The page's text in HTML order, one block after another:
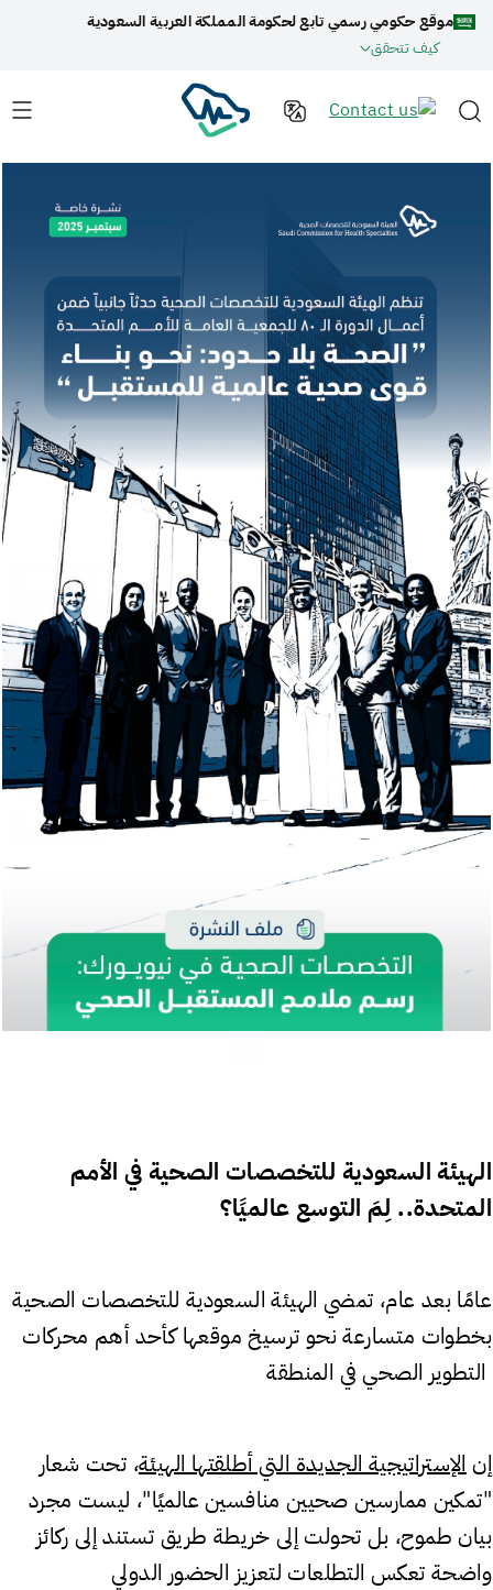
موقع حكومي رسمي تابع لحكومة المملكة العربية السعودية
كيف تتحقق
الهيئة السعودية للتخصصات الصحية في الأمم
المتحدة.. لِمَ التوسع عالميًا؟
عامًا بعد عام، تمضي الهيئة السعودية للتخصصات الصحية
بخطوات متسارعة نحو ترسيخ موقعها كأحد أهم محركات
إنالإستراتيجية الجديدة التي أطلقتها الهيئة، تحت شعار
"تمكين ممارسين صحيين منافسين عالميًا"، ليست مجرد
بيان طموح، بل تحولت إلى خريطة طريق تستند إلى ركائز
واضحة تعكس التطلعات لتعزيز الحضور الدولي